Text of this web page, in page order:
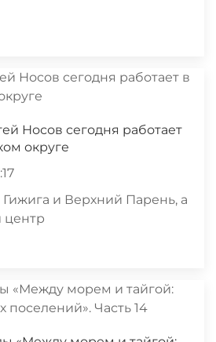
Носов сегодня работает
округе
и Верхний Парень, а
центр